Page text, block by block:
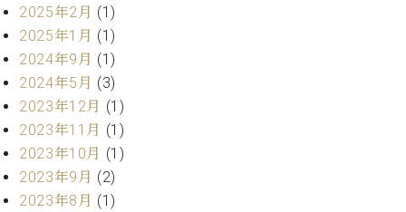
ョ
ン
W.
ホ
フ
マ
ン
ヴ
ィ
ッ
フ
ご
挨
拶
技
者
紹
介
2025年2月 (1)
2025年1月 (1)
2024年9月 (1)
2024年5月 (3)
2023年12月 (1)
2023年11月 (1)
2023年10月 (1)
2023年9月 (2)
2023年8月 (1)